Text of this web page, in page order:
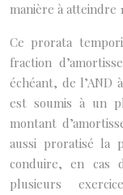
manière à atteindre
Ce prorata
fraction
échéant, de l’AND
est soumis à un
montant
aussi proratisé la
conduire, en cas
plusieurs